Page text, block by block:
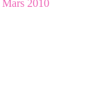
Mars 2010